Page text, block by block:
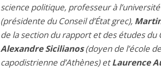
science politique, professeur à
(présidente du Conseil d’État grec),
de la section du rapport et des études du
Alexandre Sicilianos(doyen de l’école
capodistrienne d’Athènes) etLaurence